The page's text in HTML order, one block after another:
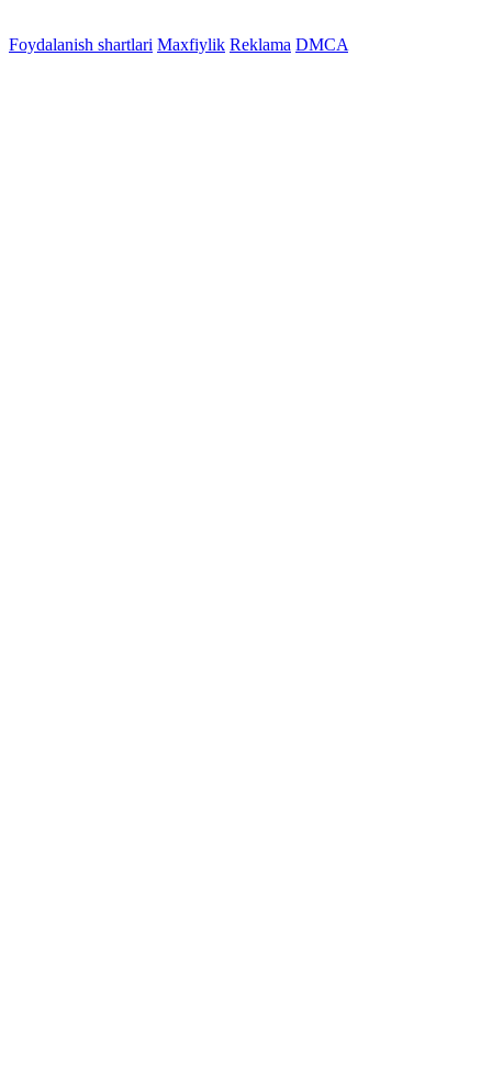
Foydalanish shartlari Maxfiylik Reklama DMCA